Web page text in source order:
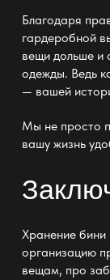
Благодаря
гардеробной
вещи дольше и
одежды. Ведь
— вашей
Мы не просто
вашу жизнь
Хранение
организацию
вещам, про